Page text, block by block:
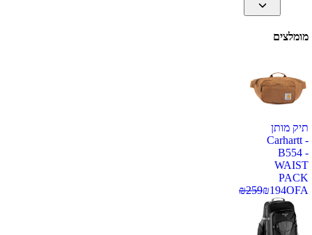
מומלצים
תיק מותן
Carhartt -
B554 -
WAIST
PACK
OFA
₪194
₪259